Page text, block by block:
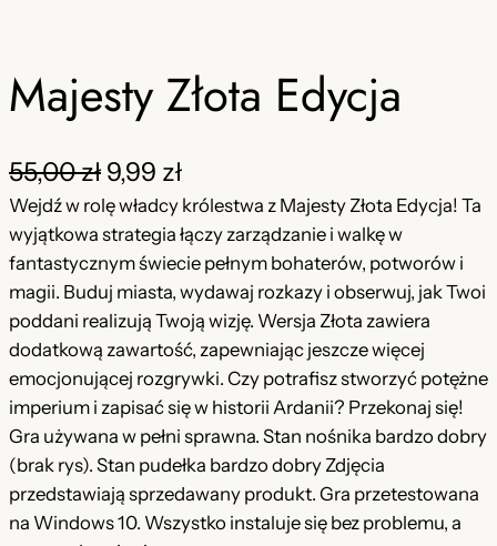
Majesty Złota Edycja
55,00zł P
i
e
r
w
o
t
n
a
c
9,99 złA
k
t
u
a
l
n
a
c
e
Wejdź w rolę władcy królestwa z Majesty Złota Edycja! Ta
wyjątkowa strategia łączy zarządzanie i walkę w
fantastycznym świecie pełnym bohaterów, potworów i
magii. Buduj miasta, wydawaj rozkazy i obserwuj, jak Twoi
poddani realizują Twoją wizję. Wersja Złota zawiera
dodatkową zawartość, zapewniając jeszcze więcej
emocjonującej rozgrywki. Czy potrafisz stworzyć potężne
imperium i zapisać się w historii Ardanii? Przekonaj się!
Gra używana w pełni sprawna. Stan nośnika bardzo dobry
(brak rys). Stan pudełka bardzo dobry Zdjęcia
przedstawiają sprzedawany produkt. Gra przetestowana
na Windows 10. Wszystko instaluje się bez problemu, a